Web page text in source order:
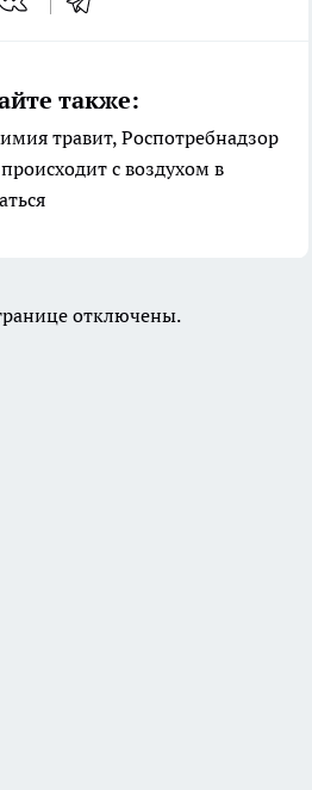
также:
травит, Роспотребнадзор
с воздухом в
отключены.